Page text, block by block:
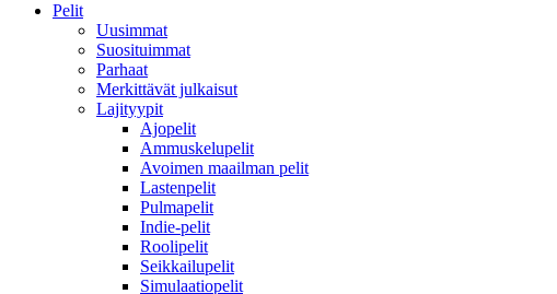
Pelit
Uusimmat
Suosituimmat
Parhaat
Merkittävät julkaisut
Lajityypit
Ajopelit
Ammuskelupelit
Avoimen maailman pelit
Lastenpelit
Pulmapelit
Indie-pelit
Roolipelit
Seikkailupelit
Simulaatiopelit